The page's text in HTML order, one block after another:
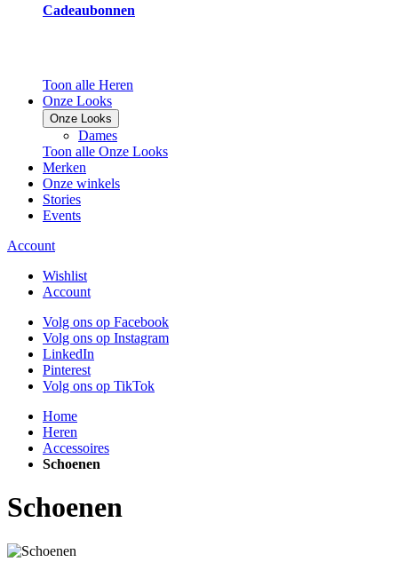
Cadeaubonnen
Toon alle Heren
Onze Looks
Onze Looks
Dames
Toon alle Onze Looks
Merken
Onze winkels
Stories
Events
Account
Wishlist
Account
Volg ons op Facebook
Volg ons op Instagram
LinkedIn
Pinterest
Volg ons op TikTok
Home
Heren
Accessoires
Schoenen
Schoenen